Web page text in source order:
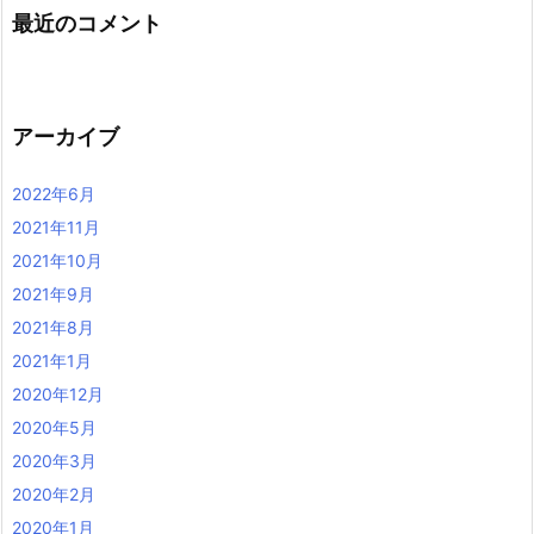
最近のコメント
アーカイブ
2022年6月
2021年11月
2021年10月
2021年9月
2021年8月
2021年1月
2020年12月
2020年5月
2020年3月
2020年2月
2020年1月